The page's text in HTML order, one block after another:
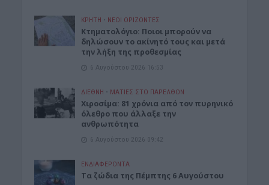
ΚΡΗΤΗ • ΝΕΟΙ ΟΡΙΖΟΝΤΕΣ
Κτηματολόγιο: Ποιοι μπορούν να
δηλώσουν το ακίνητό τους και μετά
την λήξη της προθεσμίας
6 Αυγούστου 2026 16:53
ΔΙΕΘΝΗ • ΜΑΤΙΕΣ ΣΤΟ ΠΑΡΕΛΘΟΝ
Χιροσίμα: 81 χρόνια από τον πυρηνικό
όλεθρο που άλλαξε την
ανθρωπότητα
6 Αυγούστου 2026 09:42
ΕΝΔΙΑΦΕΡΟΝΤΑ
Tα ζώδια της Πέμπτης 6 Αυγούστου